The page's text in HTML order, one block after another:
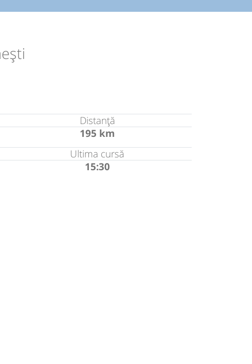
Distanță
195 km
Ultima cursă
15:30